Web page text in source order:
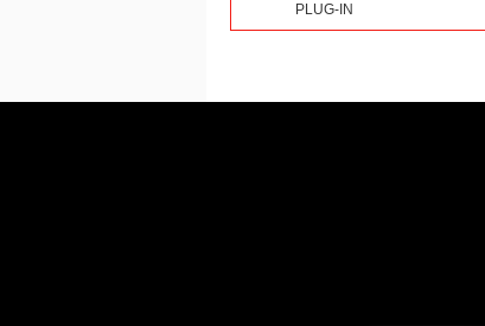
PLUG-IN